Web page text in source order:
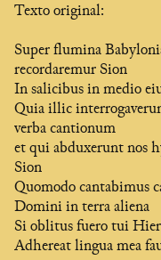
Texto original:
Super flumina
recordaremur Sion
In salicibus in medio
Quia illic
verba cantionum
et qui abduxerunt nos
Sion
Quomodo cantabimus
Domini in terra aliena
Si oblitus fuero tui
Adhereat lingua mea